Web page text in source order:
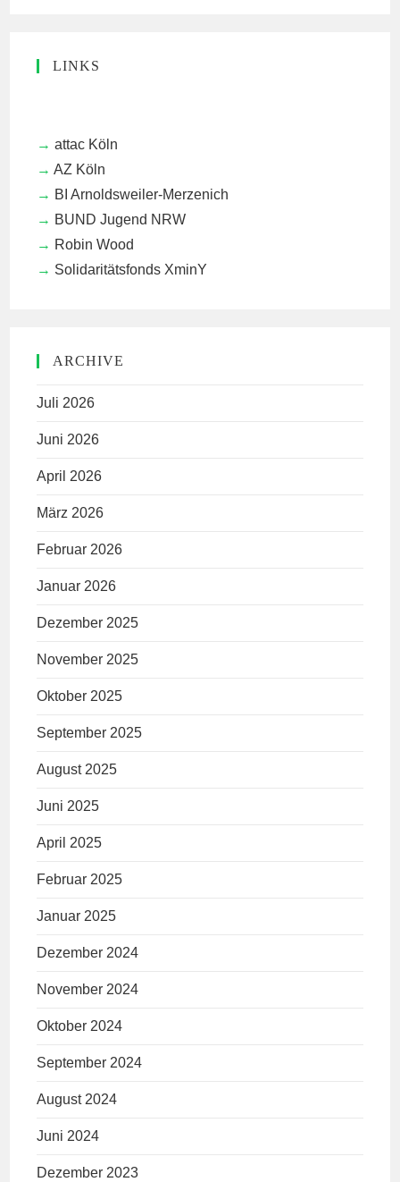
LINKS
attac Köln
AZ Köln
BI Arnoldsweiler-Merzenich
BUND Jugend NRW
Robin Wood
Solidaritätsfonds XminY
ARCHIVE
Juli 2026
Juni 2026
April 2026
März 2026
Februar 2026
Januar 2026
Dezember 2025
November 2025
Oktober 2025
September 2025
August 2025
Juni 2025
April 2025
Februar 2025
Januar 2025
Dezember 2024
November 2024
Oktober 2024
September 2024
August 2024
Juni 2024
Dezember 2023